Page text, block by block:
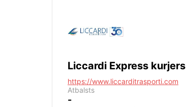
Liccardi Express kurjers
https://www.liccarditrasporti.com
Atbalsts
-